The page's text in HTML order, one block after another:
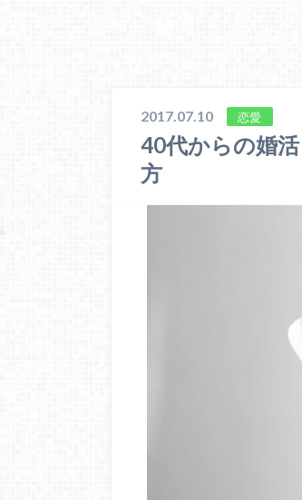
2017.07.10 恋愛
40代からの婚
方